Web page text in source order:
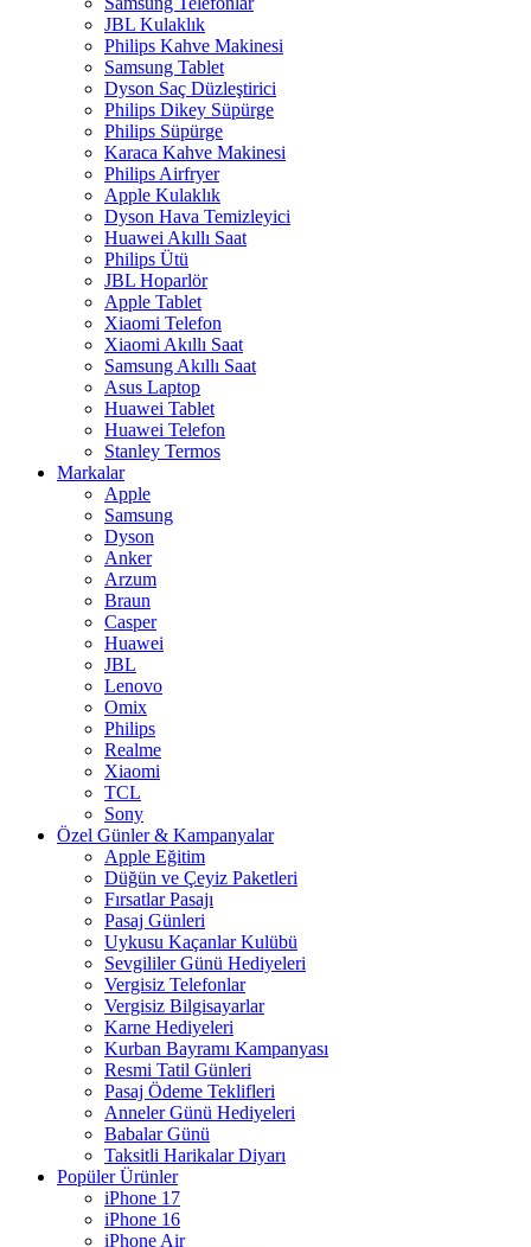
JBL Kulaklık
Philips Kahve Makinesi
Samsung Tablet
Dyson Saç Düzleştirici
Philips Dikey Süpürge
Philips Süpürge
Karaca Kahve Makinesi
Philips Airfryer
Apple Kulaklık
Dyson Hava Temizleyici
Huawei Akıllı Saat
Philips Ütü
JBL Hoparlör
Apple Tablet
Xiaomi Telefon
Xiaomi Akıllı Saat
Samsung Akıllı Saat
Asus Laptop
Huawei Tablet
Huawei Telefon
Stanley Termos
Markalar
Apple
Samsung
Dyson
Anker
Arzum
Braun
Casper
Huawei
JBL
Lenovo
Omix
Philips
Realme
Xiaomi
TCL
Sony
Özel Günler & Kampanyalar
Apple Eğitim
Düğün ve Çeyiz Paketleri
Fırsatlar Pasajı
Pasaj Günleri
Uykusu Kaçanlar Kulübü
Sevgililer Günü Hediyeleri
Vergisiz Telefonlar
Vergisiz Bilgisayarlar
Karne Hediyeleri
Kurban Bayramı Kampanyası
Resmi Tatil Günleri
Pasaj Ödeme Teklifleri
Anneler Günü Hediyeleri
Babalar Günü
Taksitli Harikalar Diyarı
Popüler Ürünler
iPhone 17
iPhone 16
iPhone Air